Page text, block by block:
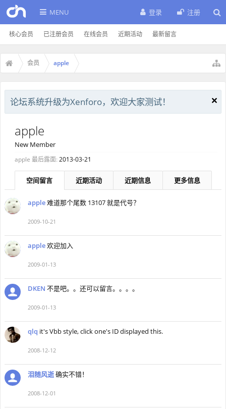
MENU
核心会员 已注册会员 在线会员 近期活动 最新留言
登录 注册
会员 apple
论坛系统升级为Xenforo，欢迎大家测试！
apple
New Member
apple 最后露面: 2013-03-21
空间留言 近期活动 近期信息 更多信息
apple难道那个尾数 13107 就是代号？
2009-10-21
apple欢迎加入
2009-01-13
DKEN 不是吧。。还可以留言。。。。
2009-01-13
qlq it's Vbb style, click one's ID displayed this.
2008-12-12
泪随风逝确实不错！
2008-12-01